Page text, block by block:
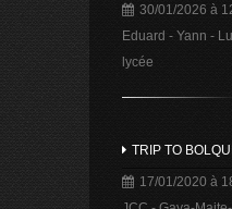
30/01/2026 à
Eduard - Yann -
lycée
TRIP TO
17/01/2020 à